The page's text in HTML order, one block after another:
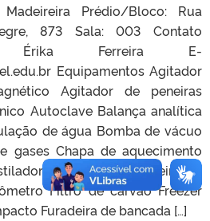
Prédio/Bloco: Rua
873 Sala: 003 Contato
Érika Ferreira E-
Equipamentos Agitador
Agitador de peneiras
Autoclave Balança analítica
de água Bomba de vácuo
gases Chapa de aquecimento
de água Encoladeira de
Filtro de carvão Freezer
Furadeira de bancada […]